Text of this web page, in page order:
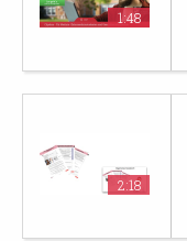
1:48
2:18